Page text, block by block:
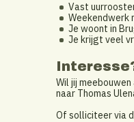
Vast
Weekendwerk
Je woont in
Je krijgt veel
Wil jij
naar Thomas
Of solliciteer via